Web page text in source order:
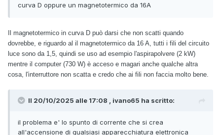
curva D oppure un magnetotermico da 16A
Il magnetotermico in curva D può darsi che non scatti quando
dovrebbe, e riguardo al il magnetotermico da 16 A, tutti i fili del circuito
luce sono da 1,5, quindi se uso ad esempio l'aspirapolvere (2 kW)
mentre il computer (730 W) è acceso e magari anche qualche altra
cosa, l'interruttore non scatta e credo che ai fili non faccia molto bene.
Il 20/10/2025 alle 17:08 , ivano65 ha scritto:
il problema e' lo spunto di corrente che si crea
all'accensione di qualsiasi apparecchiatura elettronica